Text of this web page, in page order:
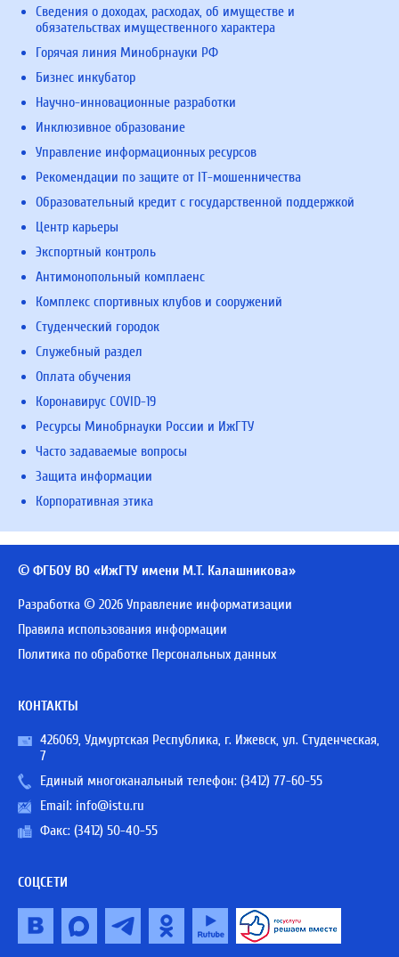
Сведения о доходах, расходах, об имуществе и
обязательствах имущественного характера
Горячая линия Минобрнауки РФ
Бизнес инкубатор
Научно-инновационные разработки
Инклюзивное образование
Управление информационных ресурсов
Рекомендации по защите от IT-мошенничества
Образовательный кредит с государственной поддержкой
Центр карьеры
Экспортный контроль
Антимонопольный комплаенс
Комплекс спортивных клубов и сооружений
Студенческий городок
Служебный раздел
Оплата обучения
Коронавирус COVID-19
Ресурсы Минобрнауки России и ИжГТУ
Часто задаваемые вопросы
Защита информации
Корпоративная этика
© ФГБОУ ВО «ИжГТУ имени М.Т. Калашникова»
Разработка © 2026 Управление информатизации
Правила использования информации
Политика по обработке Персональных данных
КОНТАКТЫ
426069, Удмуртская Республика, г. Ижевск, ул. Студенческая,
7
Единый многоканальный телефон: (3412) 77-60-55
Email: info@istu.ru
Факс: (3412) 50-40-55
СОЦСЕТИ